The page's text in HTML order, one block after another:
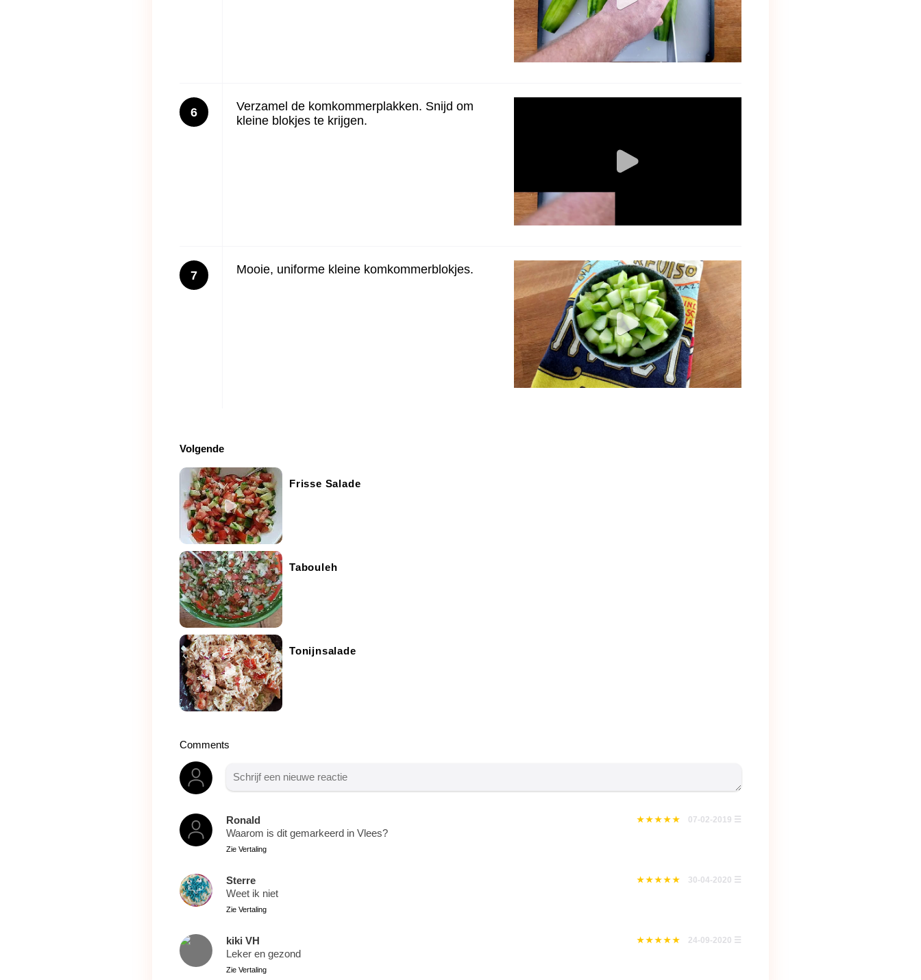
6
Verzamel de komkommerplakken. Snijd om
kleine blokjes te krijgen.
7 Mooie, uniforme kleine komkommerblokjes.
Volgende
Frisse Salade
Tabouleh
Tonijnsalade
Comments
Ronald 07-02-2019 ☰
Waarom is dit gemarkeerd in Vlees?
Zie Vertaling
Sterre 30-04-2020 ☰
Weet ik niet
Zie Vertaling
kiki VH 24-09-2020 ☰
Leker en gezond
Zie Vertaling